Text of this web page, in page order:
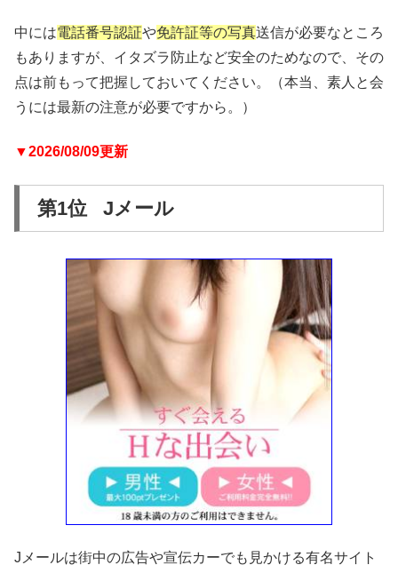
中には電話番号認証や免許証等の写真送信が必要なところ
もありますが、イタズラ防止など安全のためなので、その
点は前もって把握しておいてください。（本当、素人と会
うには最新の注意が必要ですから。）
▼2026/08/09更新
第1位 Jメール
Jメールは街中の広告や宣伝カーでも見かける有名サイト